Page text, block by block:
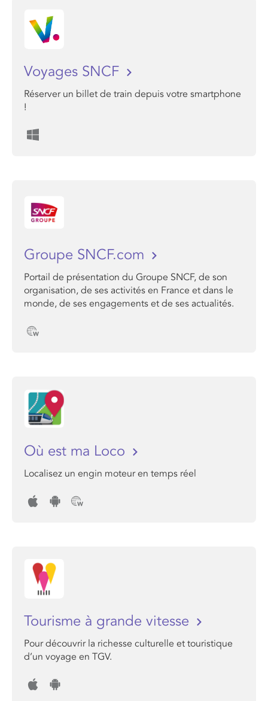
Voyages SNCF
Réserver un billet de train depuis votre smartphone
!
Groupe SNCF.com
Portail de présentation du Groupe SNCF, de son
organisation, de ses activités en France et dans le
monde, de ses engagements et de ses actualités.
Où est ma Loco
Localisez un engin moteur en temps réel
Tourisme à grande vitesse
Pour découvrir la richesse culturelle et touristique
d’un voyage en TGV.